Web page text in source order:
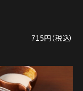
715円（税込）